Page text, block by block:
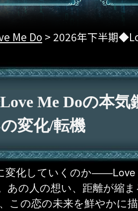
Me Do > 2026年下半期
Me Doの本気
変化/転機
変化していくのか――Love
あの人の想い、距離が縮
この恋の未来を鮮やかに